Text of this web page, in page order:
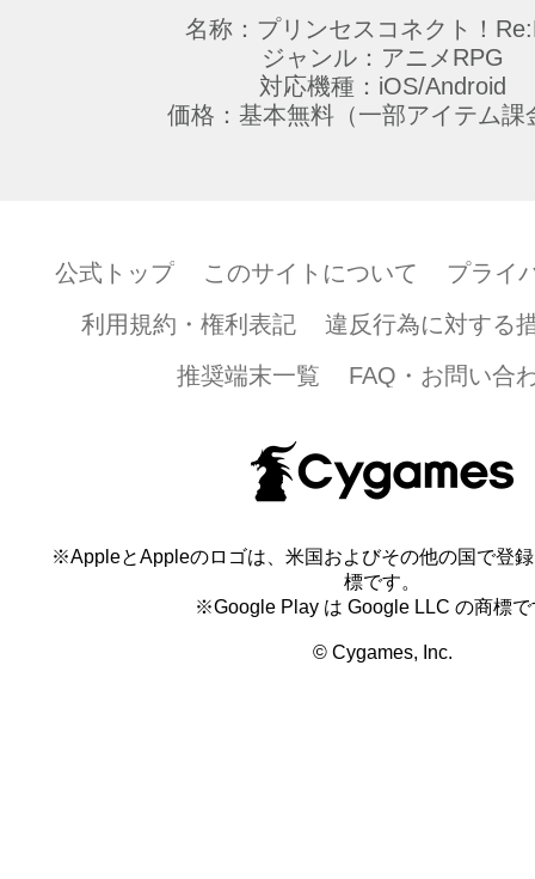
名称：プリンセスコネクト！
ジャンル：アニメRPG
対応機種：iOS/Android
価格：基本無料（一部アイテム課
公式トップ このサイトについて
プライ
利用規約・権利表記
違反行為に対する
推奨端末一覧
FAQ・お問い合
※AppleとAppleのロゴは、米国およびその他の国で登
標です。
※Google Play は Google LLC の商標で
© Cygames, Inc.